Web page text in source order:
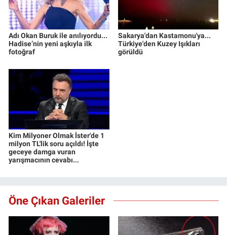
Adı Okan Buruk ile anılıyordu...
Hadise’nin yeni aşkıyla ilk
fotoğraf
Sakarya'dan Kastamonu'ya...
Türkiye'den Kuzey Işıkları
görüldü
Kim Milyoner Olmak İster'de 1
milyon TL'lik soru açıldı! İşte
geceye damga vuran
yarışmacının cevabı...
Öne Çıkan Galeriler